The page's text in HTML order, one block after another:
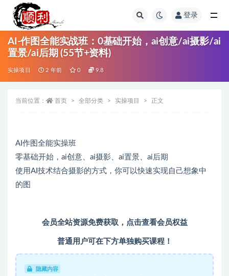
登录
AI-作图全能实战班：0基础开始，ai创意/ai摄影/ai
置景/ai后期 (55节+资料)
实操项目 2 年前 0 9.8
当前位置： 首页 全部分类 实操项目 正文
AI作图全能实操班
零基础开始，ai创意、ai摄影、ai置景、ai后期
使用AI技术结合摄影的方式，你可以快速实现自己想象中
的图
会员全站资源免费获取， 点击查看会员权益
普通用户可在下方单独购买课程！
隐藏内容
全部